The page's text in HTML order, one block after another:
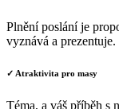
Plnění poslání je
vyznává a
✓ Atraktivita pro masy
Téma, a váš příběh s